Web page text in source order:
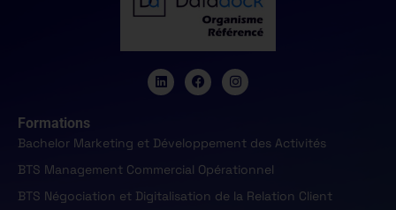
Formations
Bachelor Marketing et Développement des Activités
BTS Management Commercial Opérationnel
BTS Négociation et Digitalisation de la Relation Client